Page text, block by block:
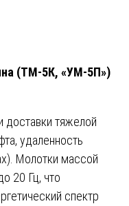
(ТМ-5К, «УМ-5П»)
доставки тяжелой
удаленность
Молотки массой
20 Гц, что
спектр